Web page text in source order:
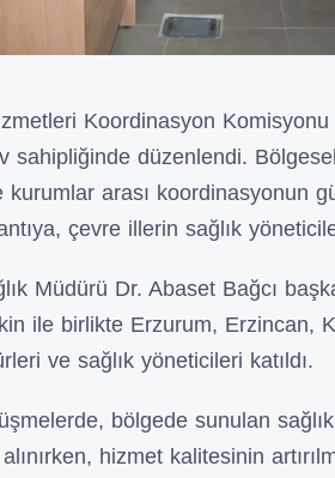
Koordinasyon Komisyonu
sahipliğinde düzenlendi.
arası koordinasyonun
çevre illerin sağlık
Müdürü Dr. Abaset Bağcı
ile birlikte Erzurum, Erzincan,
ve sağlık yöneticileri katıldı.
bölgede sunulan
hizmet kalitesinin